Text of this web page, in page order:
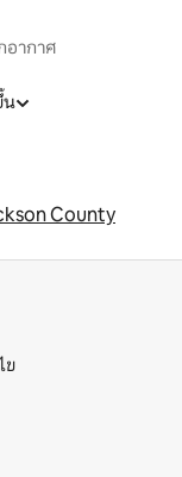
ากาศ
น
County
ข